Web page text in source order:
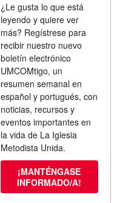
¿Le gusta lo que está
leyendo y quiere ver
más? Regístrese para
recibir nuestro nuevo
boletín electrónico
UMCOMtigo, un
resumen semanal en
español y portugués, con
noticias, recursos y
eventos importantes en
la vida de La Iglesia
Metodista Unida.
¡MANTÉNGASE
INFORMADO/A!